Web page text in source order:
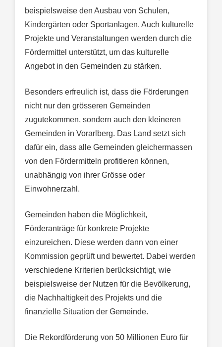
beispielsweise den Ausbau von Schulen,
Kindergärten oder Sportanlagen. Auch kulturelle
Projekte und Veranstaltungen werden durch die
Fördermittel unterstützt, um das kulturelle
Angebot in den Gemeinden zu stärken.
Besonders erfreulich ist, dass die Förderungen
nicht nur den grösseren Gemeinden
zugutekommen, sondern auch den kleineren
Gemeinden in Vorarlberg. Das Land setzt sich
dafür ein, dass alle Gemeinden gleichermassen
von den Fördermitteln profitieren können,
unabhängig von ihrer Grösse oder
Einwohnerzahl.
Gemeinden haben die Möglichkeit,
Förderanträge für konkrete Projekte
einzureichen. Diese werden dann von einer
Kommission geprüft und bewertet. Dabei werden
verschiedene Kriterien berücksichtigt, wie
beispielsweise der Nutzen für die Bevölkerung,
die Nachhaltigkeit des Projekts und die
finanzielle Situation der Gemeinde.
Die Rekordförderung von 50 Millionen Euro für